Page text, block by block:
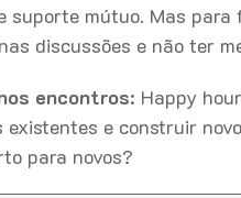
suporte mútuo. Mas
discussões e não ter
encontros: Happy
e construir
para novos?